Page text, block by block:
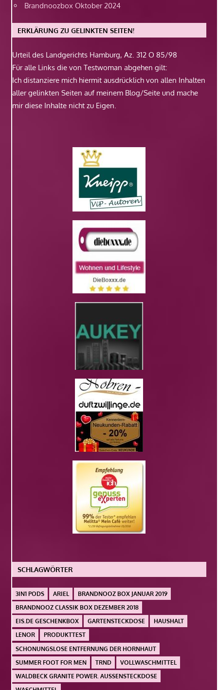
Brandnoozbox Oktober 2024
ERKLÄRUNG ZU GELINKTEN SEITEN!
Urteil des Landgerichts Hamburg, Az. 312 O 85/98
Für alle Links die von Testwoman abgehen gilt:
Ich distanziere mich hiermit ausdrücklich von allen Inhalten
aller gelinkten Seiten auf meinem Blog/Seite und mache
mir diese Inhalte nicht zu Eigen.
SCHLAGWÖRTER
3IN1 PODS ARIEL
BRANDNOOZ BOX JANUAR 2019
BRANDNOOZ CLASSIK BOX DEZEMBER 2018
EIS.DE GESCHENKBOX
GARTENSTECKDOSE
HAUSHALT
LENOR
PRODUKTTEST
SCHONUNGSLOSE ENTFERNUNG DER HORNHAUT
SUMMER FOOT FOR MEN
TRND
VOLLWASCHMITTEL
WALDBECK GRANITE POWER. AUSSENSTECKDOSE